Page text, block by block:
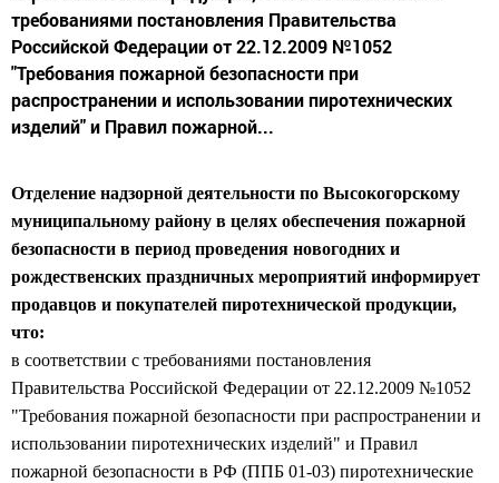
требованиями постановления Правительства
Российской Федерации от 22.12.2009 №1052
"Требования пожарной безопасности при
распространении и использовании пиротехнических
изделий" и Правил пожарной...
Отделение надзорной деятельности по Высокогорскому
муниципальному району в целях обеспечения пожарной
безопасности в период проведения новогодних и
рождественских праздничных мероприятий информирует
продавцов и покупателей пиротехнической продукции,
что:
в соответствии с требованиями постановления
Правительства Российской Федерации от 22.12.2009 №1052
"Требования пожарной безопасности при распространении и
использовании пиротехнических изделий" и Правил
пожарной безопасности в РФ (ППБ 01-03) пиротехнические